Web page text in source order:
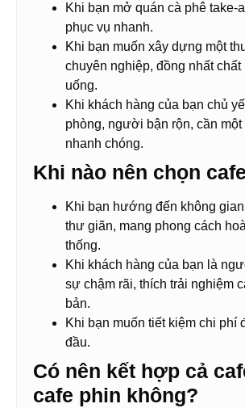
Khi bạn mở quán cà phê take-
phục vụ nhanh.
Khi bạn muốn xây dựng một
chuyên nghiệp, đồng nhất
uống.
Khi khách hàng của bạn chủ
phòng, người bận rộn, cần một
nhanh chóng.
Khi nào nên chọn
Khi bạn hướng đến không
thư giãn, mang phong cách
thống.
Khi khách hàng của bạn là
sự chậm rãi, thích trải nghiệm
bản.
Khi bạn muốn tiết kiệm chi phí
đầu.
Có nên kết hợp cả
cafe phin không?